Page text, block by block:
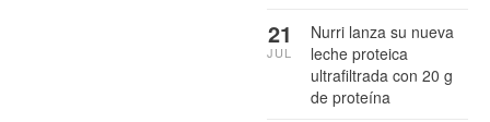
Nurri lanza su nueva
leche proteica
ultrafiltrada con 20 g
de proteína
21
JUL